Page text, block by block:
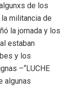
de los
militancia de
la jornada y los
estaban
y los
–“LUCHE
algunas